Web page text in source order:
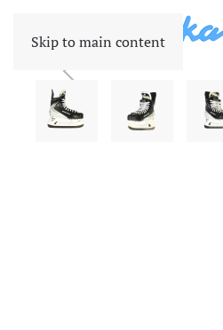
Skip to main content